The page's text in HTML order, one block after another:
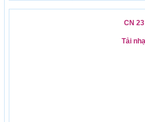
CN
Tải